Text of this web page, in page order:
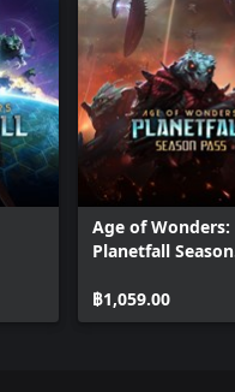
Age of Wonders:
Planetfall Season
฿1,059.00